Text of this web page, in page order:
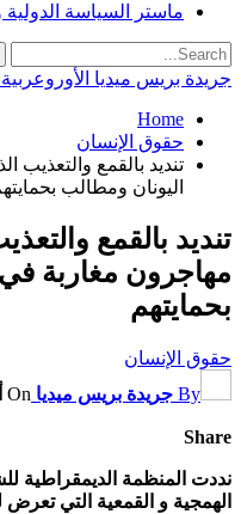
ماستر السياسة الدولية
جريدة بريس ميديا
Home
حقوق الإنسان
تنديد بالقمع
اليونان ومطالب
تنديد بالقمع
مهاجرون مغاربة
بحمايتهم
حقوق الإنسان
By جريدة بريس ميديا On
Share
نددت المنظمة الديمقراطية
الهمجية و القمعية التي تعرض